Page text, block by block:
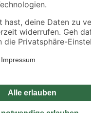
MwSt.. Die dargestellten
verfügbar. Die angegebenen
gilt nicht für Artikel mit
Impressum
Widerrufsrecht
Vertrag